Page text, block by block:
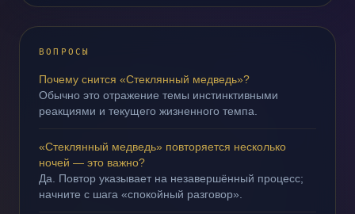
ВОПРОСЫ
Почему снится «Стеклянный медведь»?
Обычно это отражение темы инстинктивными
реакциями и текущего жизненного темпа.
«Стеклянный медведь» повторяется несколько
ночей — это важно?
Да. Повтор указывает на незавершённый процесс;
начните с шага «спокойный разговор».